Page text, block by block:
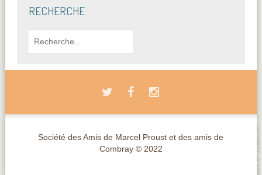
RECHERCHE
Société des Amis de Marcel Proust et des amis de
Combray © 2022